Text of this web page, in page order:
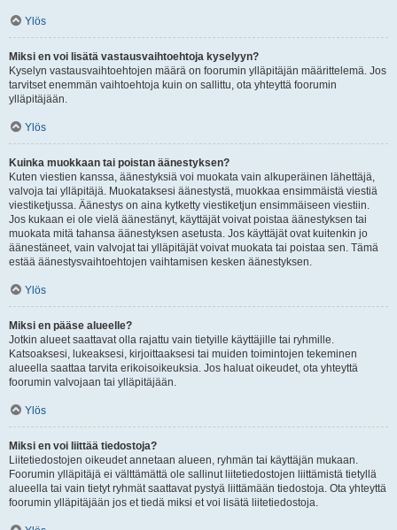
Ylös
Miksi en voi lisätä vastausvaihtoehtoja kyselyyn?
Kyselyn vastausvaihtoehtojen määrä on foorumin ylläpitäjän määrittelemä. Jos
tarvitset enemmän vaihtoehtoja kuin on sallittu, ota yhteyttä foorumin
ylläpitäjään.
Ylös
Kuinka muokkaan tai poistan äänestyksen?
Kuten viestien kanssa, äänestyksiä voi muokata vain alkuperäinen lähettäjä,
valvoja tai ylläpitäjä. Muokataksesi äänestystä, muokkaa ensimmäistä viestiä
viestiketjussa. Äänestys on aina kytketty viestiketjun ensimmäiseen viestiin.
Jos kukaan ei ole vielä äänestänyt, käyttäjät voivat poistaa äänestyksen tai
muokata mitä tahansa äänestyksen asetusta. Jos käyttäjät ovat kuitenkin jo
äänestäneet, vain valvojat tai ylläpitäjät voivat muokata tai poistaa sen. Tämä
estää äänestysvaihtoehtojen vaihtamisen kesken äänestyksen.
Ylös
Miksi en pääse alueelle?
Jotkin alueet saattavat olla rajattu vain tietyille käyttäjille tai ryhmille.
Katsoaksesi, lukeaksesi, kirjoittaaksesi tai muiden toimintojen tekeminen
alueella saattaa tarvita erikoisoikeuksia. Jos haluat oikeudet, ota yhteyttä
foorumin valvojaan tai ylläpitäjään.
Ylös
Miksi en voi liittää tiedostoja?
Liitetiedostojen oikeudet annetaan alueen, ryhmän tai käyttäjän mukaan.
Foorumin ylläpitäjä ei välttämättä ole sallinut liitetiedostojen liittämistä tietyllä
alueella tai vain tietyt ryhmät saattavat pystyä liittämään tiedostoja. Ota yhteyttä
foorumin ylläpitäjään jos et tiedä miksi et voi lisätä liitetiedostoja.